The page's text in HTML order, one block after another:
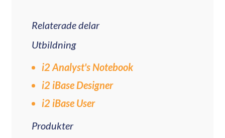
Relaterade delar
Utbildning
i2 Analyst's Notebook
i2 iBase Designer
i2 iBase User
Produkter